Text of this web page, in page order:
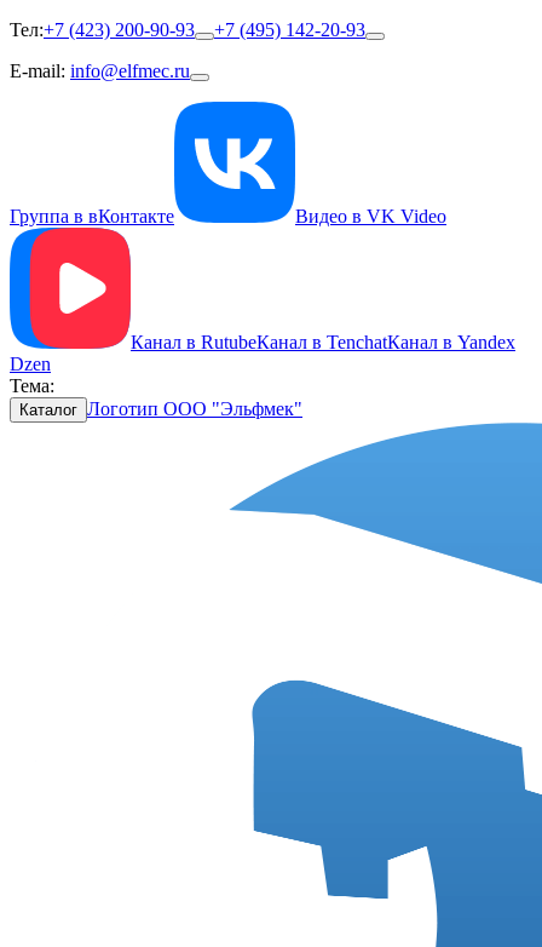
Тел:+7 (423) 200-90-93
+7 (495) 142-20-93
E-mail: info@elfmec.ru
Группа в вКонтакте Видео в VK Video
Канал в RutubeКанал в TenchatКанал в Yandex
Dzen
Тема:
Каталог Логотип ООО "Эльфмек"